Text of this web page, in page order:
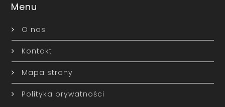
Menu
O nas
Kontakt
Mapa strony
Polityka prywatności